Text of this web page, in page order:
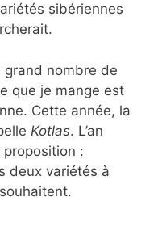
sibériennes
grand nombre de
que je mange est
Cette année, la
Kotlas. L’an
proposition :
deux variétés à